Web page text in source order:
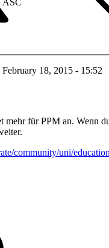
ASC
February 18, 2015 - 15:52
für PPM an. Wenn
community/uni/